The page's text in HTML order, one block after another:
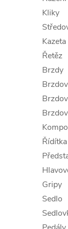
Kliky
Kazeta
Řetěz
Brzdy
Řídítka
Gripy
Sedlo